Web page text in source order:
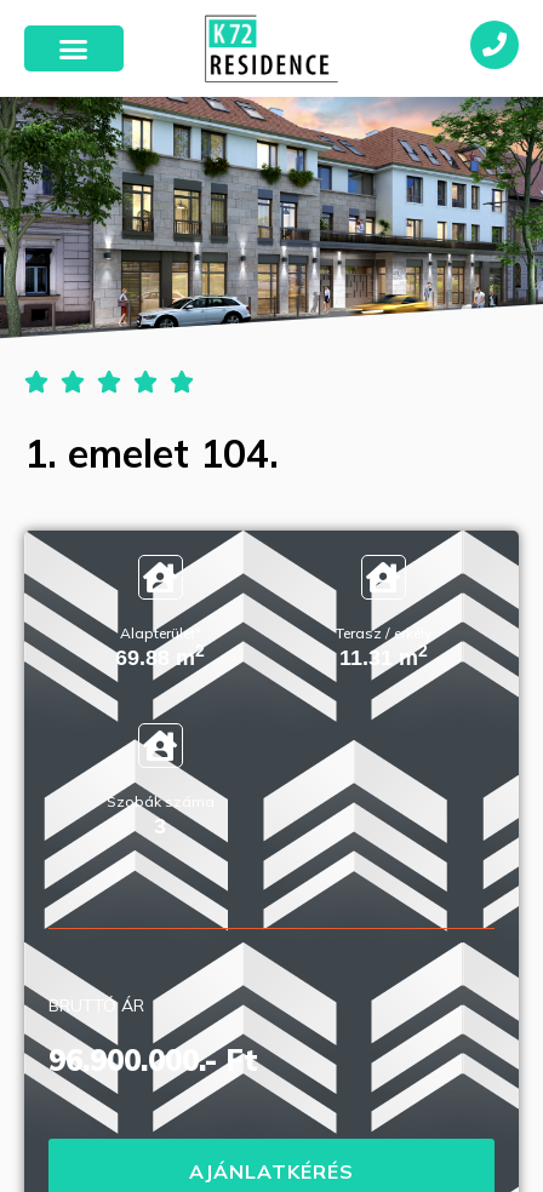
    
1. emelet 104.
Alapterület*
69.88 m2
Terasz / erkély
11.31 m2
Szobák száma
3
BRUTTÓ ÁR
96.900.000.- Ft
AJÁNLATKÉRÉS